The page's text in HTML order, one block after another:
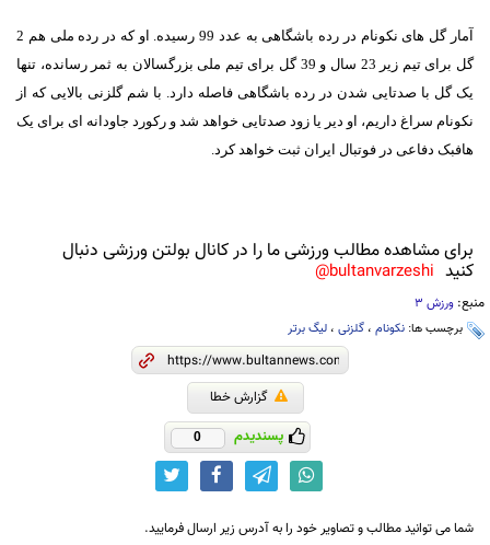
آمار گل های نکونام در رده باشگاهی به عدد 99 رسیده. او که در رده ملی هم 2
گل برای تیم زیر 23 سال و 39 گل برای تیم ملی بزرگسالان به ثمر رسانده، تنها
یک گل با صدتایی شدن در رده باشگاهی فاصله دارد. با شم گلزنی بالایی که از
نکونام سراغ داریم، او دیر یا زود صدتایی خواهد شد و رکورد جاودانه ای برای یک
هافبک دفاعی در فوتبال ایران ثبت خواهد کرد.
برای مشاهده مطالب ورزشی ما را در کانال بولتن ورزشی دنبال
کنید bultanvarzeshi@
منبع: ورزش 3
برچسب ها: نکونام ، گلزنی ، لیگ برتر
گزارش خطا
پسندیدم 0
شما می توانید مطالب و تصاویر خود را به آدرس زیر ارسال فرمایید.